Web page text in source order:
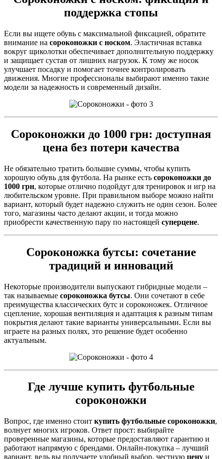
поддержка стопы
Если вы ищете обувь с максимальной фиксацией, обратите
внимание на сороконожки с носком. Эластичная вставка
вокруг щиколотки обеспечивает дополнительную поддержку
и защищает сустав от лишних нагрузок. К тому же носок
улучшает посадку и помогает точнее контролировать
движения. Многие профессионалы выбирают именно такие
модели за надежность и современный дизайн.
Сороконожки до 1000 грн: доступная
цена без потери качества
Не обязательно тратить большие суммы, чтобы купить
хорошую обувь для футбола. На рынке есть сороконожки до
1000 грн, которые отлично подойдут для тренировок и игр на
любительском уровне. При правильном выборе можно найти
вариант, который будет надежно служить не один сезон. Более
того, магазины часто делают акции, и тогда можно
приобрести качественную пару по настоящей суперцене.
Сороконожка бутсы: сочетание
традиций и инноваций
Некоторые производители выпускают гибридные модели –
так называемые сороконожка бутсы. Они сочетают в себе
преимущества классических бутс и сороконожек. Отличное
сцепление, хорошая вентиляция и адаптация к разным типам
покрытия делают такие варианты универсальными. Если вы
играете на разных полях, это решение будет особенно
актуальным.
Где лучше купить футбольные
сороконожки
Вопрос, где именно стоит купить футбольные сороконожки,
волнует многих игроков. Ответ прост: выбирайте
проверенные магазины, которые предоставляют гарантию и
работают напрямую с брендами. Онлайн-покупка – лучший
вариант, ведь вы получаете удобный выбор, честную цену и